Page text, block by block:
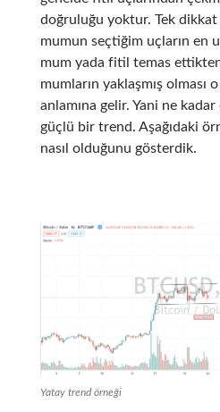
doğruluğu yoktur. Tek
mumun seçtiğim uçların en
mum yada fitil temas
mumların yaklaşmış
anlamına gelir. Yani ne
güçlü bir trend. Aşağıdaki
nasıl olduğunu gösterdik.
Yatay trend örneği